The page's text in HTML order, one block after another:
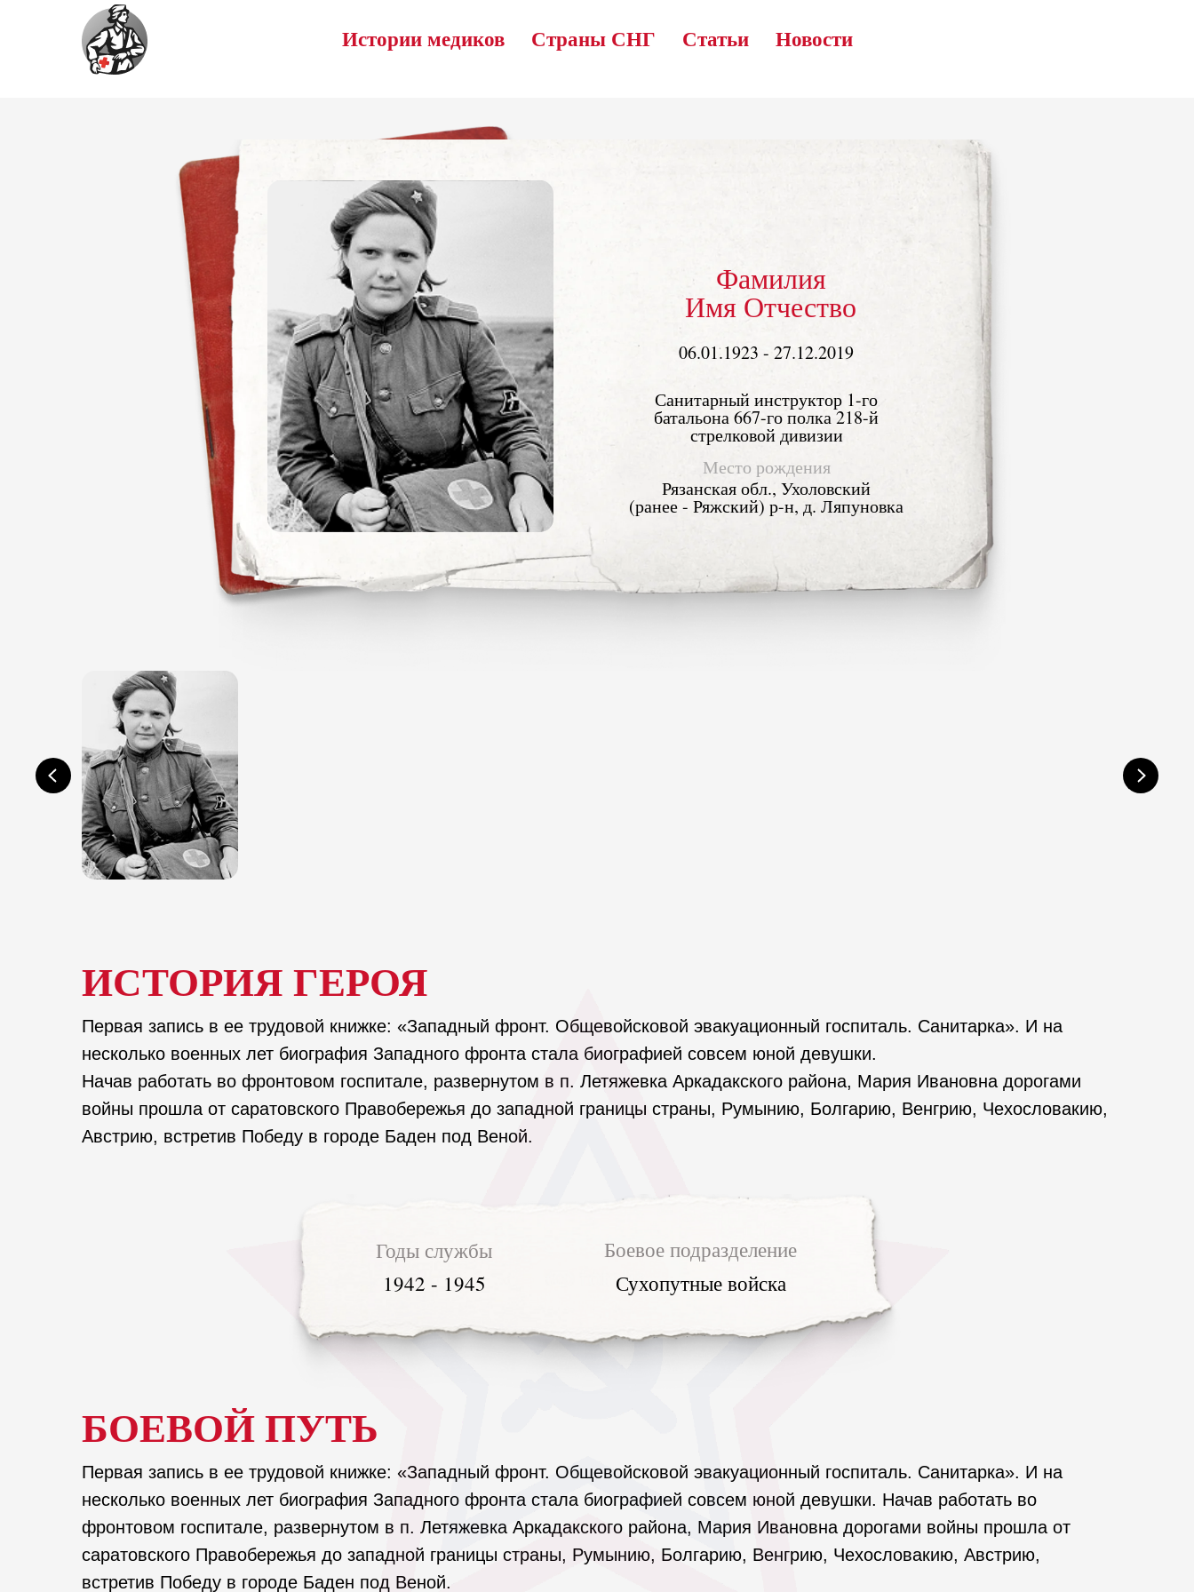
Истории медиков Страны СНГ Статьи Новости
Рязанская обл., Ухоловский
(ранее - Ряжский) р-н, д. Ляпуновка
Место рождения
Санитарный инструктор 1-го
батальона 667-го полка 218-й
стрелковой дивизии
06.01.1923 - 27.12.2019
Фамилия
Имя Отчество
ИСТОРИЯ ГЕРОЯ
Первая запись в ее трудовой книжке: «Западный фронт. Общевойсковой эвакуационный госпиталь. Санитарка». И на
несколько военных лет биография Западного фронта стала биографией совсем юной девушки.
Начав работать во фронтовом госпитале, развернутом в п. Летяжевка Аркадакского района, Мария Ивановна дорогами
войны прошла от саратовского Правобережья до западной границы страны, Румынию, Болгарию, Венгрию, Чехословакию,
Австрию, встретив Победу в городе Баден под Веной.
Сухопутные войска
Боевое подразделение
1942 - 1945
Годы службы
БОЕВОЙ ПУТЬ
Первая запись в ее трудовой книжке: «Западный фронт. Общевойсковой эвакуационный госпиталь. Санитарка». И на
несколько военных лет биография Западного фронта стала биографией совсем юной девушки. Начав работать во
фронтовом госпитале, развернутом в п. Летяжевка Аркадакского района, Мария Ивановна дорогами войны прошла от
саратовского Правобережья до западной границы страны, Румынию, Болгарию, Венгрию, Чехословакию, Австрию,
встретив Победу в городе Баден под Веной.